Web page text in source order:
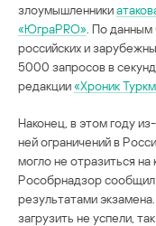
злоумышленники
«ЮграPRO» . По
российских и
5000 запросов в
редакции«Хроник
Наконец, в этом году
ней ограничений в
могло не отразиться
Рособрнадзор
результатами
загрузить не успели,